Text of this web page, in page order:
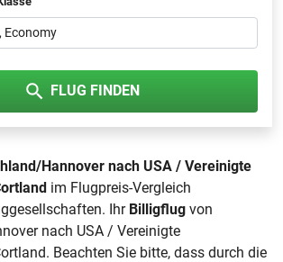
, Economy
FLUG FINDEN
Hannover nach USA / Vereinigte
im Flugpreis-Vergleich
Ihr Billigflug von
nach USA / Vereinigte
Beachten Sie bitte, dass durch die